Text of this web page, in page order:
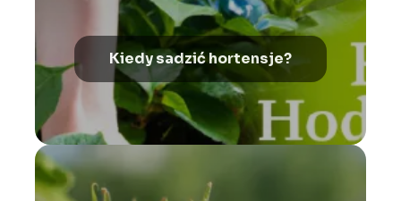
Kiedy sadzić hortensje?